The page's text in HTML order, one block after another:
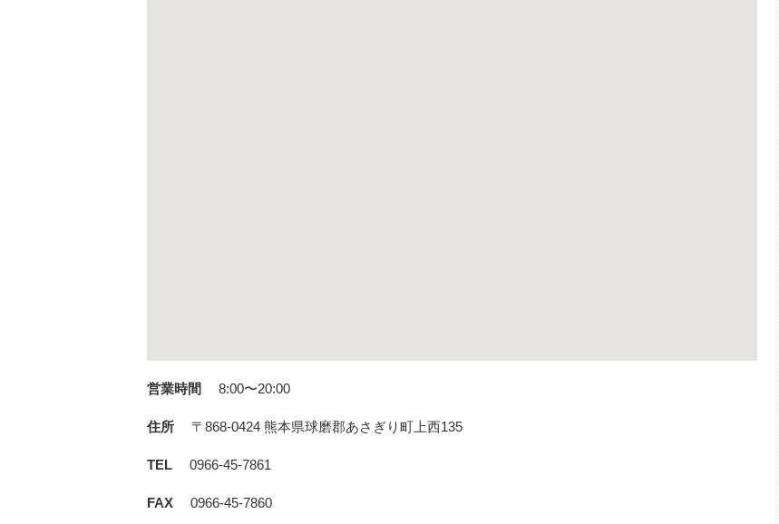
営業時間 8:00〜20:00
住所 〒868-0424 熊本県球磨郡あさぎり町上西135
TEL 0966-45-7861
FAX 0966-45-7860